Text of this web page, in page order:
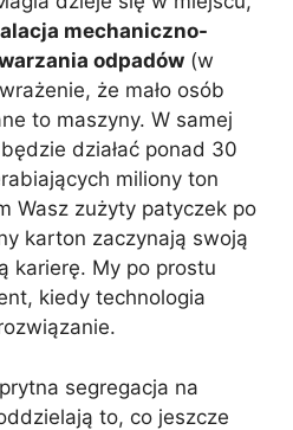
mechaniczno-
odpadów (w
że mało osób
to maszyny. W samej
działać ponad 30
miliony ton
Wasz zużyty patyczek po
karton zaczynają swoją
karierę. My po prostu
kiedy technologia
segregacja na
to, co jeszcze